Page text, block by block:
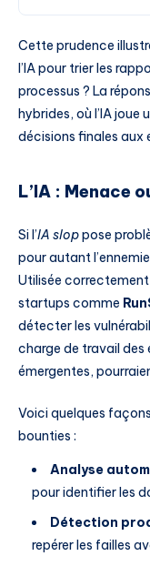
Cette prudence
l’IA pour trier les
processus ? La
hybrides, où l’IA
décisions finales aux
L’IA : Menace
Si l’IA sloppose
pour autant
Utilisée
startups comme
détecter les
charge de travail des
émergentes,
Voici quelques
bounties :
Analyse
pour identifier les
Détection
repérer les failles